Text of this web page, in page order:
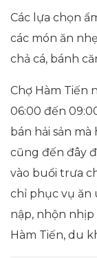
Các lựa chọn
các món ăn
chả cá, bánh
Chợ Hàm Tiến
06:00 đến
bán hải sản
cũng đến đây
vào buổi trưa
chỉ phục vụ ăn
nập, nhộn nhịp
Hàm Tiến, du